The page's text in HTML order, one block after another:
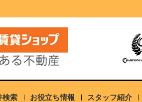
検索 お役立ち情報 スタッフ紹介